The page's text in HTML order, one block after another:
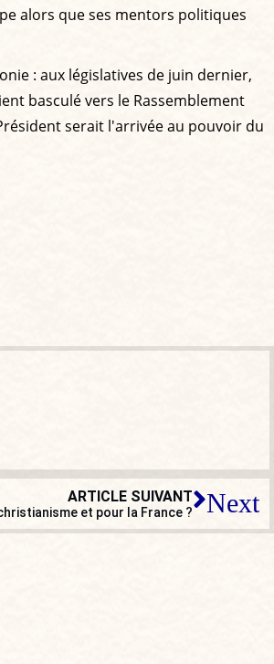
alors que ses mentors politiques
: aux législatives de juin dernier,
basculé vers le Rassemblement
serait l'arrivée au pouvoir du
ARTICLE SUIVANT
et pour la France ? Next